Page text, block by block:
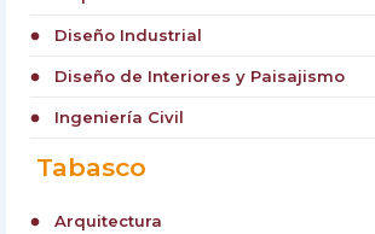
circle Diseño Industrial
circle Diseño de Interiores y Paisajismo
circle Ingeniería Civil
Tabasco
circle Arquitectura